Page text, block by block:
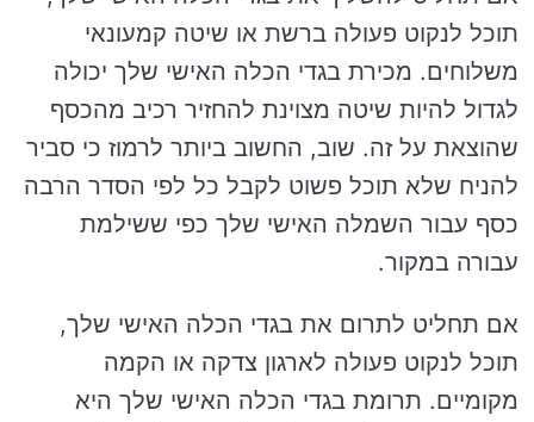
תוכל לנקוט פעולה ברשת או שיטה קמעונאי
משלוחים. מכירת בגדי הכלה האישי שלך יכולה
לגדול להיות שיטה מצוינת להחזיר רכיב מהכסף
שהוצאת על זה. שוב, החשוב ביותר לרמוז כי סביר
להניח שלא תוכל פשוט לקבל כל לפי הסדר הרבה
כסף עבור השמלה האישי שלך כפי ששילמת
עבורה במקור.
אם תחליט לתרום את בגדי הכלה האישי שלך,
תוכל לנקוט פעולה לארגון צדקה או הקמה
מקומיים. תרומת בגדי הכלה האישי שלך היא